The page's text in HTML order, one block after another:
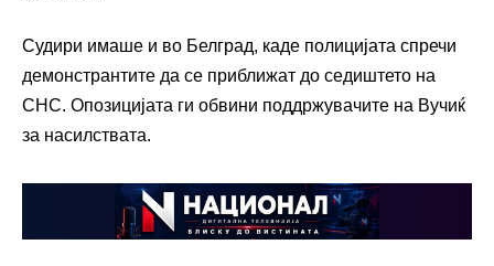
Судири имаше и во Белград, каде полицијата спречи
демонстрантите да се приближат до седиштето на
СНС. Опозицијата ги обвини поддржувачите на Вучиќ
за насилствата.